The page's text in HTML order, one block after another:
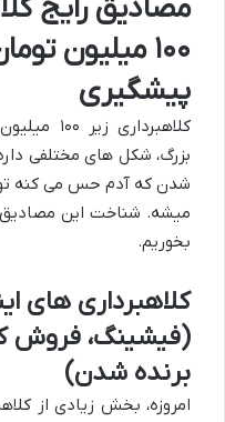
مصادیق رایج
۱۰۰ میلیون
پیشگیری
بزرگ، شکل های مختلفی
شدن که آدم حس می کنه تو
میشه. شناخت این مصادیق
بخوریم.
کلاهبرداری های
(فیشینگ، فروش
برنده شدن)
امروزه، بخش زیادی از